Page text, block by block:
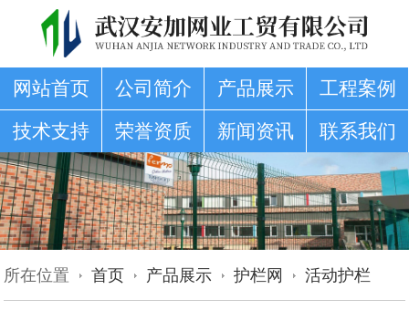
网站首页 公司简介 产品展示
工程案例
技术支持
荣誉资质 新闻资讯 联系我们
所在位置 首页 产品展示 护栏网 活动护栏